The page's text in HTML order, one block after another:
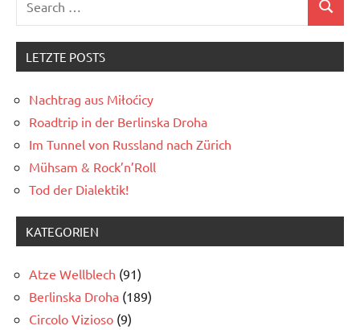
Search
LETZTE POSTS
Nachtrag aus Miłoćicy
Roadtrip in der Berlinska Droha
Im Tunnel von Russland nach Zürich
Mühsam & Rock’n’Roll
Tod der Dialektik!
KATEGORIEN
Atze Wellblech (91)
Berlinska Droha (189)
Circolo Vizioso (9)